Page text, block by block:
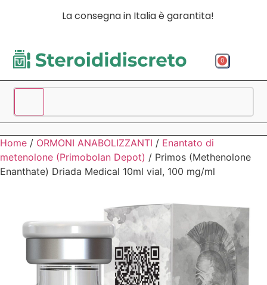
La consegna in Italia è garantita!
0
Home / ORMONI ANABOLIZZANTI / Enantato di
metenolone (Primobolan Depot) / Primos (Methenolone
Enanthate) Driada Medical 10ml vial, 100 mg/ml